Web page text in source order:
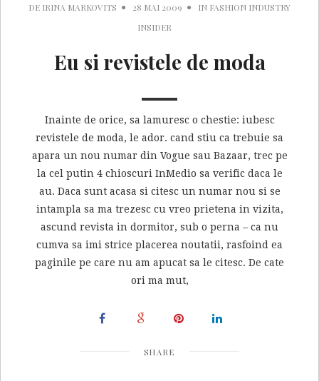
DE IRINA MARKOVITS 28 MAI 2009 IN FASHION INDUSTRY
INSIDER
Eu si revistele de moda
Inainte de orice, sa lamuresc o chestie: iubesc
revistele de moda, le ador. cand stiu ca trebuie sa
apara un nou numar din Vogue sau Bazaar, trec pe
la cel putin 4 chioscuri InMedio sa verific daca le
au. Daca sunt acasa si citesc un numar nou si se
intampla sa ma trezesc cu vreo prietena in vizita,
ascund revista in dormitor, sub o perna – ca nu
cumva sa imi strice placerea noutatii, rasfoind ea
paginile pe care nu am apucat sa le citesc. De cate
ori ma mut,
SHARE